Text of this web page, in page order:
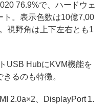
76.9%で、ハードウェ
ト。表示色数は10億7,00
視野角は上下左右とも1
USB HubにKVM機能を
るのも特徴。
2.0a×2、DisplayPort 1.